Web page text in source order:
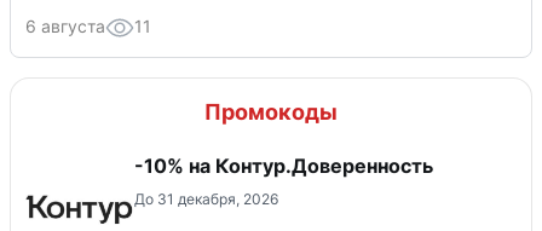
6 августа 11
Промокоды
-10% на Контур.Доверенность
До 31 декабря, 2026